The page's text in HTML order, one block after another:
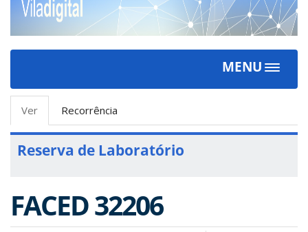
MENU
Toggle
Abas
primárias
Ver
ativa)
Recorrência
Reserva de Laboratório
FACED 32206